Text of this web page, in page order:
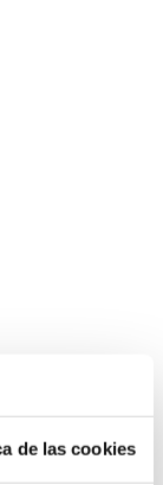
de las cookies